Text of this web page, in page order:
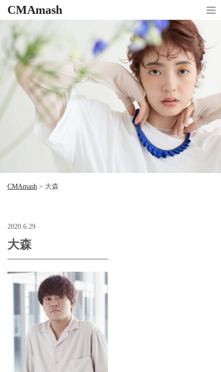
CMAmash
CMAmash > 大森
2020.6.29
大森